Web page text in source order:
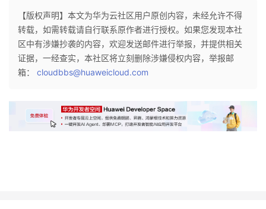
【版权声明】本文为华为云社区用户原创内容，未经允许不得
转载，如需转载请自行联系原作者进行授权。如果您发现本社
区中有涉嫌抄袭的内容，欢迎发送邮件进行举报，并提供相关
证据，一经查实，本社区将立刻删除涉嫌侵权内容，举报邮
箱： cloudbbs@huaweicloud.com